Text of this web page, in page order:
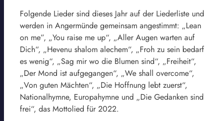
Folgende Lieder sind dieses Jahr auf der Liederliste und
werden in Angermünde gemeinsam angestimmt: „Lean
on me”, „You raise me up“, „Aller Augen warten auf
Dich“, „Hevenu shalom alechem“, „Froh zu sein bedarf
es wenig“, „Sag mir wo die Blumen sind“, „Freiheit“,
„Der Mond ist aufgegangen“, „We shall overcome“,
„Von guten Mächten“, „Die Hoffnung lebt zuerst“,
Nationalhymne, Europahymne und „Die Gedanken sind
frei“, das Mottolied für 2022.